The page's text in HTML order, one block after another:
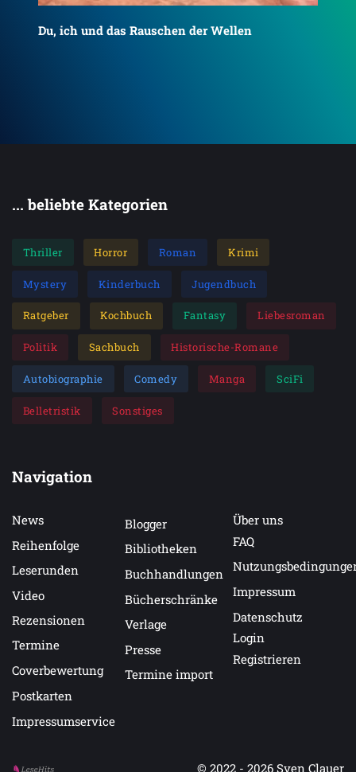
Du, ich und das Rauschen der Wellen
... beliebte Kategorien
Thriller Horror Roman Krimi
Mystery Kinderbuch Jugendbuch
Ratgeber Kochbuch Fantasy Liebesroman
Politik Sachbuch Historische-Romane
Autobiographie Comedy Manga SciFi
Belletristik Sonstiges
Navigation
News
Reihenfolge
Leserunden
Video
Rezensionen
Termine
Coverbewertung
Postkarten
Impressumservice
Blogger
Bibliotheken
Buchhandlungen
Bücherschränke
Verlage
Presse
Termine import
Über uns
FAQ
Impressum
Datenschutz
Login
Registrieren
© 2022 - 2026 Sven Clauer